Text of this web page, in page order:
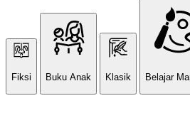
Fiksi Buku Anak Klasik Belajar